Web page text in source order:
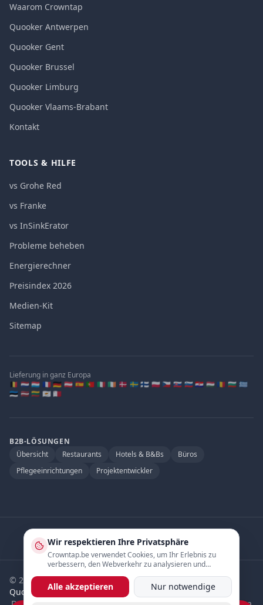
Waarom Crowntap
Quooker Antwerpen
Quooker Gent
Quooker Brussel
Quooker Limburg
Quooker Vlaams-Brabant
Kontakt
TOOLS & HILFE
vs Grohe Red
vs Franke
vs InSinkErator
Probleme beheben
Energierechner
Preisindex 2026
Medien-Kit
Sitemap
Lieferung in ganz Europa
🇧🇪 🇳🇱 🇱🇺 🇫🇷 🇩🇪 🇦🇹 🇪🇸 🇵🇹 🇮🇹 🇮🇪 🇩🇰 🇸🇪 🇫🇮 🇵🇱 🇨🇿 🇸🇰 🇸🇮 🇭🇷 🇭🇺 🇷🇴 🇧🇬 🇬🇷
🇪🇪 🇱🇻 🇱🇹 🇨🇾 🇲🇹
B2B-LÖSUNGEN
Übersicht
Restaurants Hotels & B&Bs
Büros
Pflegeeinrichtungen
Projektentwickler
Offizieller Partner von:
Quooker.be·Watertap.eu
© 2026Crowntap.Alle Rechte vorbehalten. Offizieller
Quooker
Händler.
Wir respektieren Ihre Privatsphäre
Crowntap.be verwendet Cookies, um Ihr Erlebnis zu
verbessern, den Webverkehr zu analysieren und
Alle akzeptieren Nur notwendige